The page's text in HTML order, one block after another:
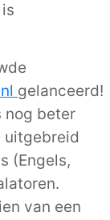
gelanceerd!
nog beter
uitgebreid
(Engels,
van een